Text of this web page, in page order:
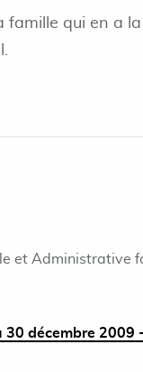
famille qui en a
et
30 décembre 2009